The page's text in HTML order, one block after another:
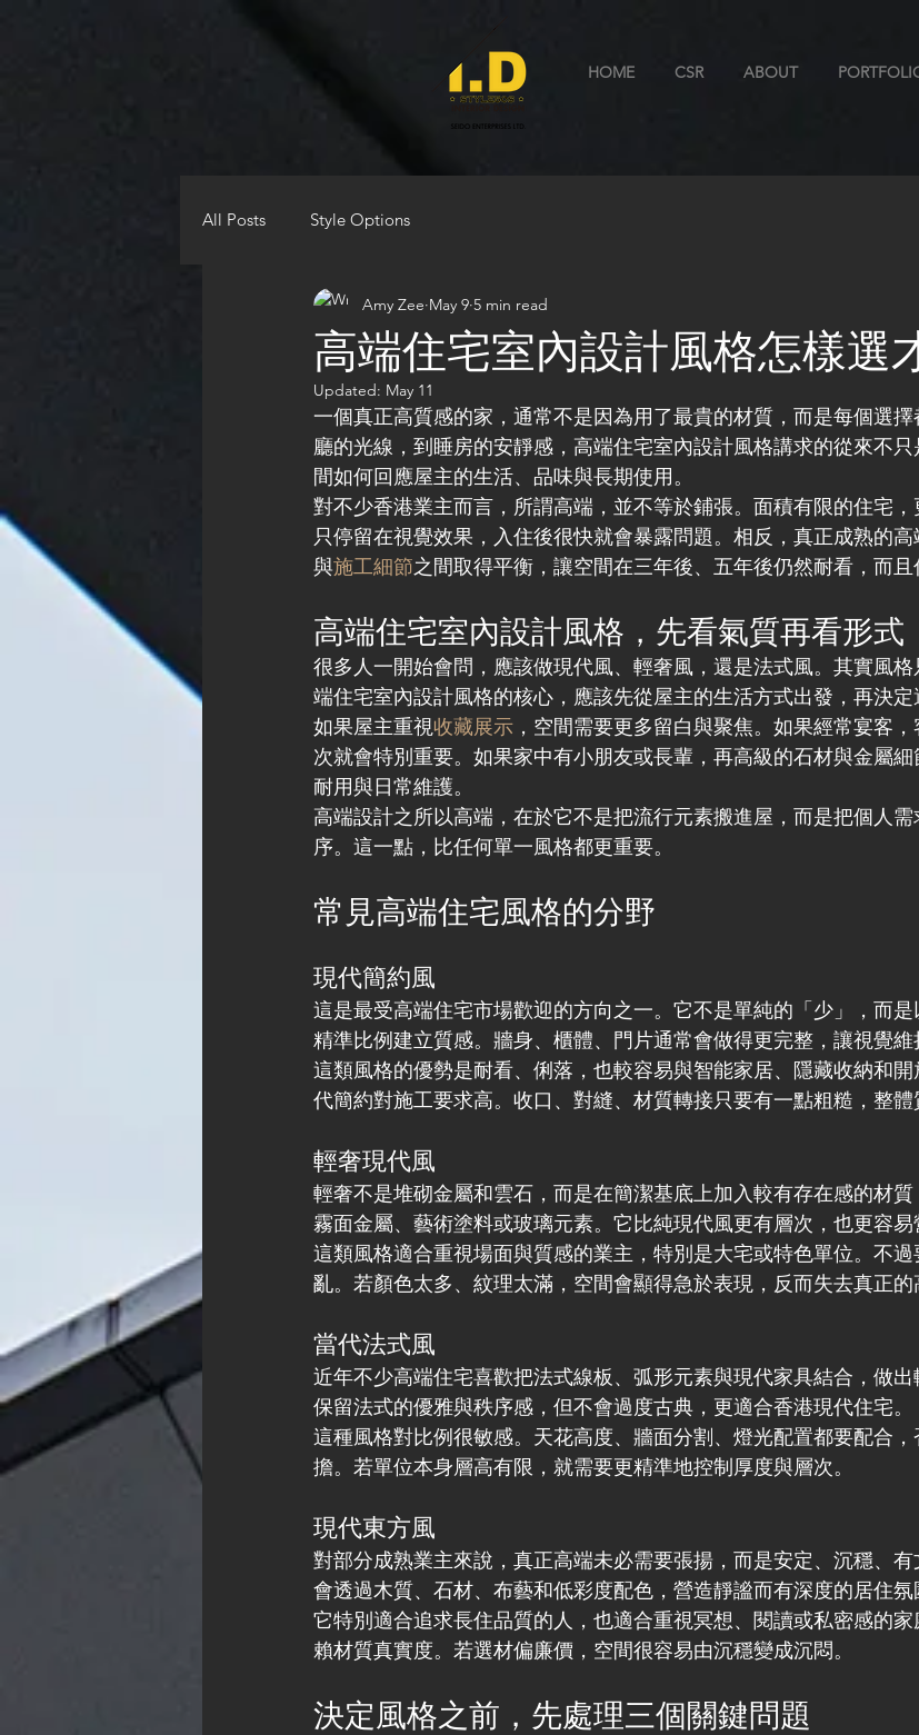
HOME CSR ABOUT
All Posts Style Options
高端住宅室內設計風格怎樣選
Amy Zee May 9 5 min read
Updated: May 11
一個真正高質感的家，通常不是因為用了最貴的材質，而是每個選
廳的光線，到睡房的安靜感，高端住宅室內設計風格講求的從來不
間如何回應屋主的生活、品味與長期使用。
對不少香港業主而言，所謂高端，並不等於鋪張。面積有限的住宅
只停留在視覺效果，入住後很快就會暴露問題。相反，真正成熟的
與施工細節之間取得平衡，讓空間在三年後、五年後仍然耐看，而且
高端住宅室內設計風格，先看氣質再看形式
很多人一開始會問，應該做現代風、輕奢風，還是法式風。其實風
端住宅室內設計風格的核心，應該先從屋主的生活方式出發，再決定
如果屋主重視收藏展示 ，空間需要更多留白與聚焦。如果經常宴客
次就會特別重要。如果家中有小朋友或長輩，再高級的石材與金屬細
耐用與日常維護。
高端設計之所以高端，在於它不是把流行元素搬進屋，而是把個人
序。這一點，比任何單一風格都更重要。
常見高端住宅風格的分野
現代簡約風
這是最受高端住宅市場歡迎的方向之一。它不是單純的「少」，而
精準比例建立質感。牆身、櫃體、門片通常會做得更完整，讓視覺維
這類風格的優勢是耐看、俐落，也較容易與智能家居、隱藏收納和
代簡約對施工要求高。收口、對縫、材質轉接只要有一點粗糙，整體
輕奢現代風
輕奢不是堆砌金屬和雲石，而是在簡潔基底上加入較有存在感的材質
霧面金屬、藝術塗料或玻璃元素。它比純現代風更有層次，也更容易
這類風格適合重視場面與質感的業主，特別是大宅或特色單位。不
亂。若顏色太多、紋理太滿，空間會顯得急於表現，反而失去真正的
當代法式風
近年不少高端住宅喜歡把法式線板、弧形元素與現代家具結合，做
保留法式的優雅與秩序感，但不會過度古典，更適合香港現代住宅。
這種風格對比例很敏感。天花高度、牆面分割、燈光配置都要配合
擔。若單位本身層高有限，就需要更精準地控制厚度與層次。
現代東方風
對部分成熟業主來說，真正高端未必需要張揚，而是安定、沉穩、
會透過木質、石材、布藝和低彩度配色，營造靜謐而有深度的居住氛
它特別適合追求長住品質的人，也適合重視冥想、閱讀或私密感的
賴材質真實度。若選材偏廉價，空間很容易由沉穩變成沉悶。
決定風格之前，先處理三個關鍵問題